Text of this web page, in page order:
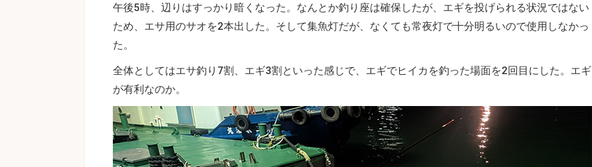
午後5時、辺りはすっかり暗くなった。なんとか釣り座は確保したが、エギを投げられる状況ではない
ため、エサ用のサオを2本出した。そして集魚灯だが、なくても常夜灯で十分明るいので使用しなかっ
た。
全体としてはエサ釣り7割、エギ3割といった感じで、エギでヒイカを釣った場面を2回目にした。エギ
が有利なのか。